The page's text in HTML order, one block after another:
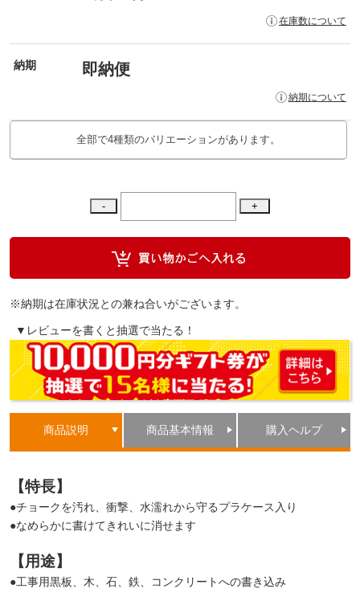
在庫数について
納期 即納便
納期について
全部で4種類のバリエーションがあります。
※納期は在庫状況との兼ね合いがございます。
▼レビューを書くと抽選で当たる！
商品説明 商品基本情報 購入ヘルプ
【特長】
●チョークを汚れ、衝撃、水濡れから守るプラケース入り
●なめらかに書けてきれいに消せます
【用途】
●工事用黒板、木、石、鉄、コンクリートへの書き込み